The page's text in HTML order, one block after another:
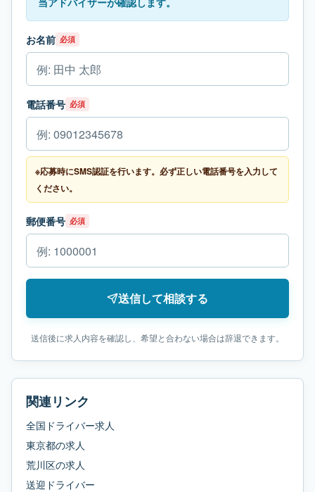
お名前 必須
電話番号 必須
※応募時にSMS認証を行います。必ず正しい電話番号を入力して
ください。
郵便番号 必須
送信して相談する
送信後に求人内容を確認し、希望と合わない場合は辞退できます。
関連リンク
全国ドライバー求人
東京都の求人
荒川区の求人
送迎ドライバー